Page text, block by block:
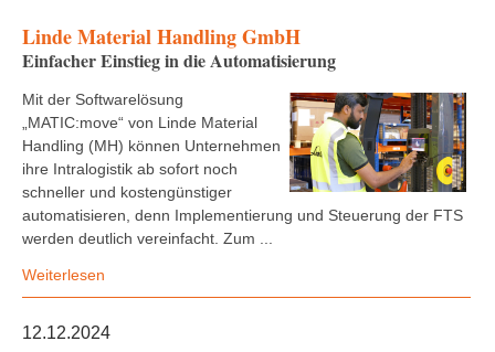
Linde Material Handling GmbH
Einfacher Einstieg in die Automatisierung
Mit der Softwarelösung
„MATIC:move“ von Linde Material
Handling (MH) können Unternehmen
ihre Intralogistik ab sofort noch
schneller und kostengünstiger
automatisieren, denn Implementierung und Steuerung der FTS
werden deutlich vereinfacht. Zum ...
Weiterlesen
12.12.2024